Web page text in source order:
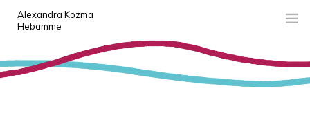
Alexandra Kozma
Hebamme
AKTUELL